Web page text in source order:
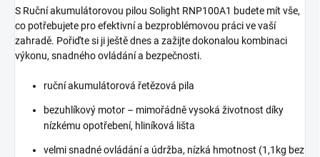
S Ruční akumulátorovou pilou Solight RNP100A1 budete mít vše,
co potřebujete pro efektivní a bezproblémovou práci ve vaší
zahradě. Pořiďte si ji ještě dnes a zažijte dokonalou kombinaci
výkonu, snadného ovládání a bezpečnosti.
ruční akumulátorová řetězová pila
bezuhlíkový motor – mimořádně vysoká životnost díky
nízkému opotřebení, hliníková lišta
velmi snadné ovládání a údržba, nízká hmotnost (1,1kg bez